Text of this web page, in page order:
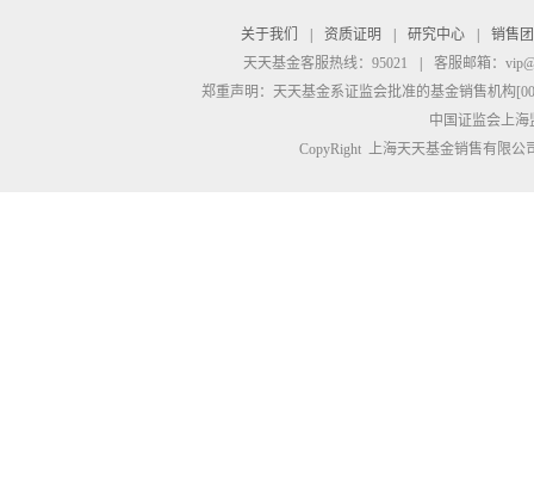
关于我们 资质证明 研究中心
销售
天天基金客服热线：95021
客服邮箱：
郑重声明： 天天基金系证监会批准的基金销售机构
中国证监会上
CopyRight 上海天天基金销售有限